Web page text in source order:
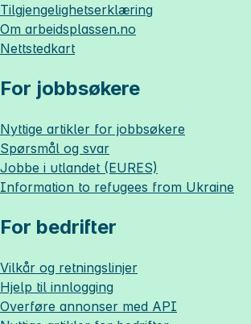
Tilgjengelighetserklæring
Om arbeidsplassen.no
Nettstedkart
For jobbsøkere
Nyttige artikler for jobbsøkere
Spørsmål og svar
Jobbe i utlandet (EURES)
Information to refugees from Ukraine
For bedrifter
Vilkår og retningslinjer
Hjelp til innlogging
Overføre annonser med API